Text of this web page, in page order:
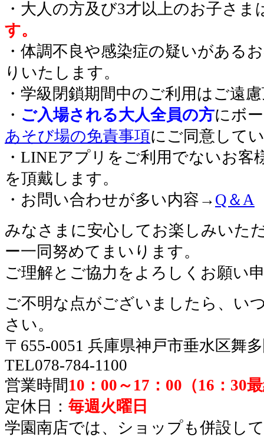
・大人の方及び3才以上のお子さま
す。
・体調不良や感染症の疑いがある
りいたします。
・学級閉鎖期間中のご利用はご遠
・ ご入場される大人全員の方にボ
あそび場の免責事項にご同意して
・LINEアプリをご利用でないお客
を頂戴します。
・お問い合わせが多い内容→ Q＆A
みなさまに安心してお楽しみいた
ー一同努めてまいります。
ご理解とご協力をよろしくお願い
ご不明な点がございましたら、い
さい。
〒655-0051 兵庫県神戸市垂水区舞
TEL078-784-1100
営業時間 10：00～17：00（16：30
定休日： 毎週火曜日
学園南店では、ショップも併設し